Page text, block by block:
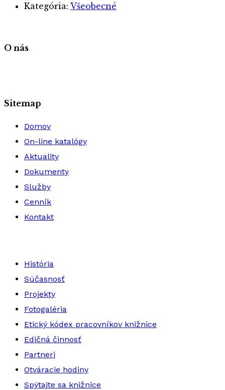
Kategória: Všeobecné
O nás
Sitemap
Domov
On-line katalógy
Aktuality
Dokumenty
Služby
Cenník
Kontakt
História
Súčasnosť
Projekty
Fotogaléria
Etický kódex pracovníkov knižnice
Edičná činnosť
Partneri
Otváracie hodiny
Spýtajte sa knižnice